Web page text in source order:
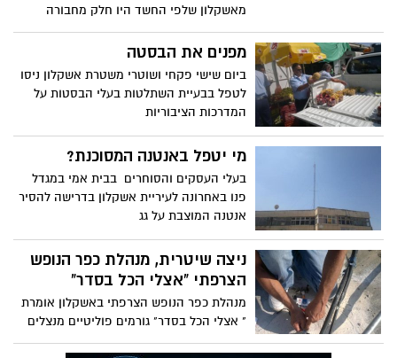
מאשקלון שלפי החשד היו חלק מחבורה
שעסקה בהדפסת והפצת שטרות כסף
מפנים את הבסטה
ביום שישי פקחי ושוטרי משטרת אשקלון ניסו
לטפל בבעיית השתלטות בעלי הבסטות על
המדרכות הציבוריות
מי יטפל באנטנה המסוכנת?
בעלי העסקים והסוחרים בבית אמי במגדל
פנו באחרונה לעיריית אשקלון בדרישה להסיר
אנטנה המוצבת על גג
ניצה שיטרית, מנהלת כפר הנופש
הצרפתי "אצלי הכל בסדר"
מנהלת כפר הנופש הצרפתי באשקלון אומרת
" אצלי הכל בסדר" גורמים פוליטיים מנצלים
את המקום כדי לצבור